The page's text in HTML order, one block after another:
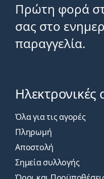
Πρώτη φορά
σας στο
παραγγελία.
Ηλεκτρονικές
Όλα για τις αγορές
Πληρωμή
Αποστολή
Σημεία συλλογής